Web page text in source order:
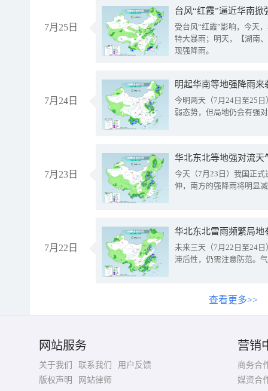
7月25日
台风“红霞”逼近华南
受台风“红霞”影响，今天
特大暴雨；明天，【湖南
现强降雨。
7月24日
明起华南等地强降雨
今明两天（7月24日至25
弱态势，但局地仍会有强
7月23日
华北东北等地强对流天
今天（7月23日）我国正
伸，南方的强降雨将明显
7月22日
华北东北雷雨频繁局地
未来三天（7月22日至24
滞后性，仍需注意防范。
查看更多>>
网站服务
关于我们 联系我们
用户反馈
版权声明
网站律师
营销
商务合
媒资合